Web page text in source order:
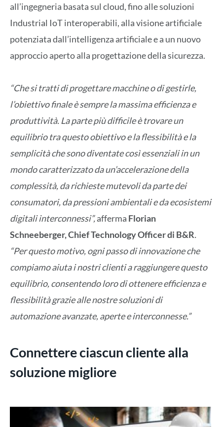
all’ingegneria basata sul cloud, fino alle soluzioni
Industrial IoT interoperabili, alla visione artificiale
potenziata dall’intelligenza artificiale e a un nuovo
approccio aperto alla progettazione della sicurezza.
“Che si tratti di progettare macchine o di gestirle,
l’obiettivo finale è sempre la massima efficienza e
produttività. La parte più difficile è trovare un
equilibrio tra questo obiettivo e la flessibilità e la
semplicità che sono diventate così essenziali in un
mondo caratterizzato da un’accelerazione della
complessità, da richieste mutevoli da parte dei
consumatori, da pressioni ambientali e da ecosistemi
digitali interconnessi”,afferma Florian
Schneeberger, Chief Technology Officer di B&R.
“Per questo motivo, ogni passo di innovazione che
compiamo aiuta i nostri clienti a raggiungere questo
equilibrio, consentendo loro di ottenere efficienza e
flessibilità grazie alle nostre soluzioni di
automazione avanzate, aperte e interconnesse.”
Connettere ciascun cliente alla
soluzione migliore